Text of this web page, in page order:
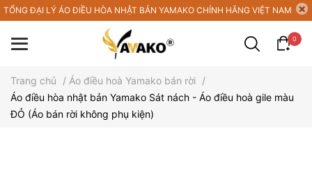
TỔNG ĐẠI LÝ ÁO ĐIỀU HÒA NHẬT BẢN YAMAKO CHÍNH HÃNG VIỆT NAM
0
Trang chủ / Áo điều hoà Yamako bán rời /
Áo điều hòa nhật bản Yamako Sát nách - Áo điều hoà gile màu
ĐỎ (Áo bán rời không phụ kiện)